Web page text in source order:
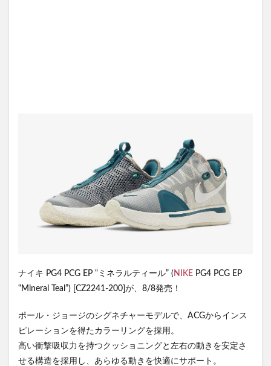
ナイキ PG4 PCG EP “ミネラルティール” ( NIKE PG4 PCG EP
“Mineral Teal”) [CZ2241-200]が、8/8発売！
ポール・ジョージのシグネチャーモデルで、ACGからインス
ピレーションを得たカラーリングを採用。
高い衝撃吸収力を持つクッショニングと左右の動きを安定さ
せる構造を採用し、あらゆる動きを快適にサポート。